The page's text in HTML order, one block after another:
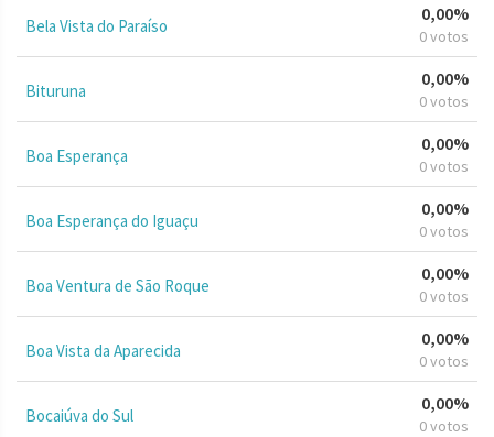
Bela Vista do Paraíso
0,00%
0 votos
Bituruna
0,00%
0 votos
Boa Esperança
0,00%
0 votos
Boa Esperança do Iguaçu
0,00%
0 votos
Boa Ventura de São Roque
0,00%
0 votos
Boa Vista da Aparecida
0,00%
0 votos
Bocaiúva do Sul
0,00%
0 votos